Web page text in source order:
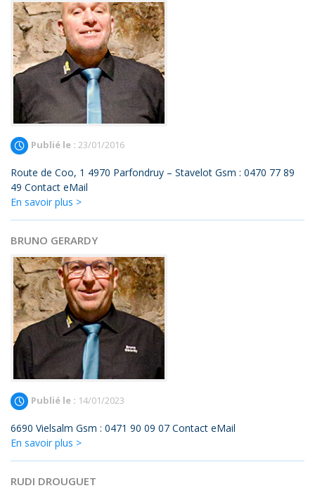
Publié le : 23/01/2016
Route de Coo, 1 4970 Parfondruy – Stavelot Gsm : 0470 77 89
49 Contact eMail
En savoir plus >
BRUNO GERARDY
Publié le : 14/01/2023
6690 Vielsalm Gsm : 0471 90 09 07 Contact eMail
En savoir plus >
RUDI DROUGUET